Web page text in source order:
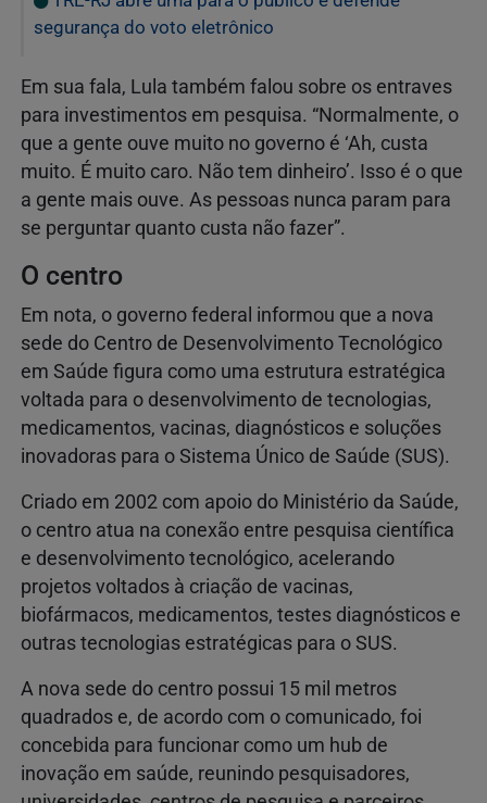
segurança do voto eletrônico
Em sua fala, Lula também falou sobre os entraves
para investimentos em pesquisa. “Normalmente, o
que a gente ouve muito no governo é ‘Ah, custa
muito. É muito caro. Não tem dinheiro’. Isso é o que
a gente mais ouve. As pessoas nunca param para
se perguntar quanto custa não fazer”.
O centro
Em nota, o governo federal informou que a nova
sede do Centro de Desenvolvimento Tecnológico
em Saúde figura como uma estrutura estratégica
voltada para o desenvolvimento de tecnologias,
medicamentos, vacinas, diagnósticos e soluções
inovadoras para o Sistema Único de Saúde (SUS).
Criado em 2002 com apoio do Ministério da Saúde,
o centro atua na conexão entre pesquisa científica
e desenvolvimento tecnológico, acelerando
projetos voltados à criação de vacinas,
biofármacos, medicamentos, testes diagnósticos e
outras tecnologias estratégicas para o SUS.
A nova sede do centro possui 15 mil metros
quadrados e, de acordo com o comunicado, foi
concebida para funcionar como um hub de
inovação em saúde, reunindo pesquisadores,